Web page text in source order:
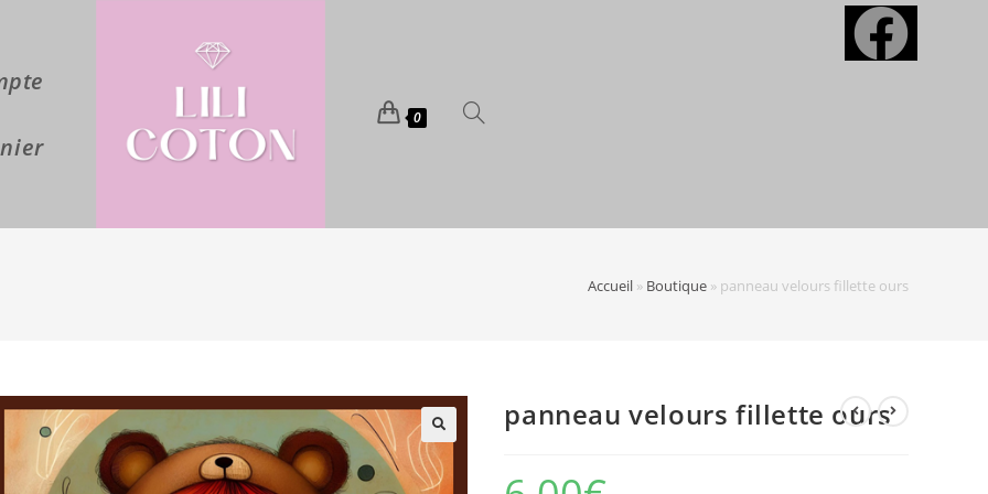
0
Accueil » Boutique » panneau velours fillette ours
🔍
panneau velours fillette ours